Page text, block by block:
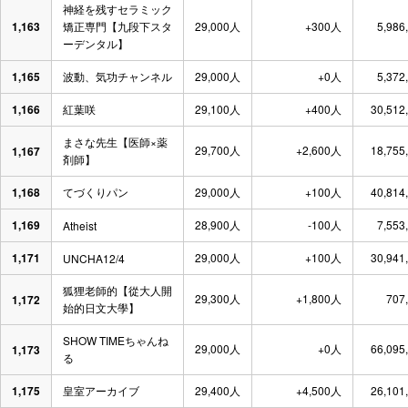
1,163
神経を残すセラミック
矯正専門【九段下スタ
ーデンタル】
29,000人 +300人
1,165 波動、気功チャンネル 29,000人 +0人
1,166 紅葉咲 29,100人 +400人
1,167
まさな先生【医師×薬
剤師】
29,700人 +2,600人
1,168 てづくりパン 29,000人 +100人
1,169 Atheist 28,900人 -100人
1,171 UNCHA12/4 29,000人 +100人
1,172
狐狸老師的【從大人開
始的日文大學】
29,300人 +1,800人
1,173
SHOW TIMEちゃんね
る
29,000人 +0人
1,175 皇室アーカイブ 29,400人 +4,500人